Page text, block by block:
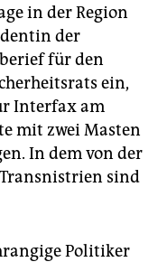
in der Region
der
für den
ein,
Interfax am
mit zwei Masten
In dem von der
sind
Politiker